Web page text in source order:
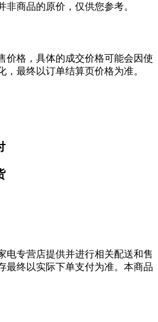
非商品的原价，仅供您参考。
价格，具体的成交价格可能会因使
，最终以订单结算页价格为准。
电专营店提供并进行相关配送和售
最终以实际下单支付为准。本商品